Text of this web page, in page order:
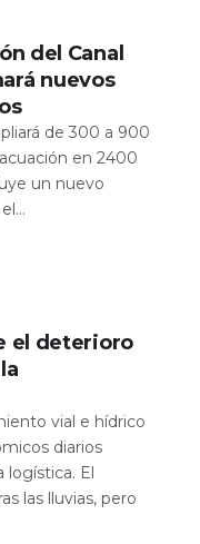
del Canal
nuevos
de 300 a 900
en 2400
un nuevo
el deterioro
vial e hídrico
diarios
logística. El
las lluvias, pero